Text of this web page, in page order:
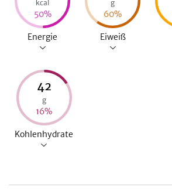
kcal
50%
Energie
g
60%
Eiweiß
42
g
16%
Kohlenhydrate